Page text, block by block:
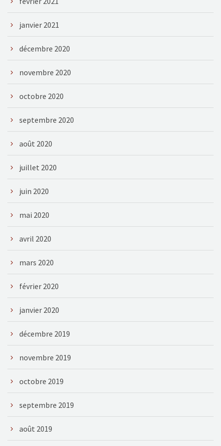
janvier 2021
décembre 2020
novembre 2020
octobre 2020
septembre 2020
août 2020
juillet 2020
juin 2020
mai 2020
avril 2020
mars 2020
février 2020
janvier 2020
décembre 2019
novembre 2019
octobre 2019
septembre 2019
août 2019